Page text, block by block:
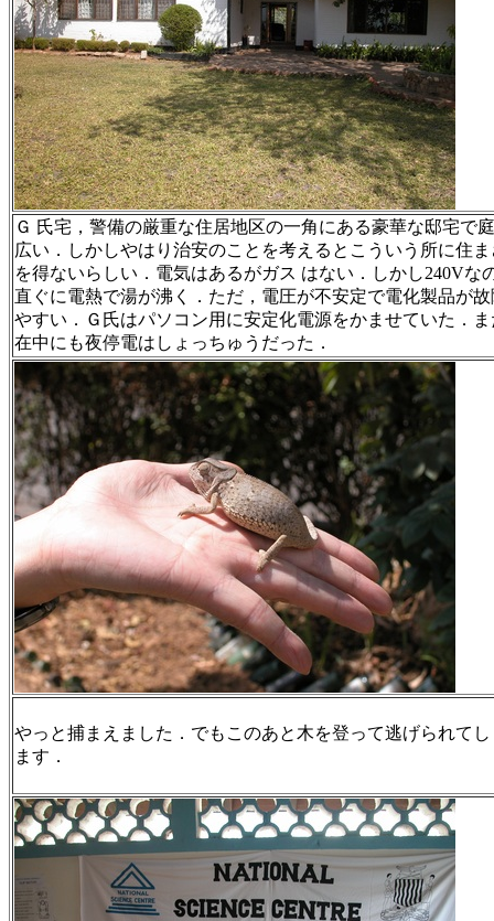
Ｇ 氏宅，警備の厳重な住居地区の一角にある豪華な邸宅で
広い．しかしやはり治安のことを考えるとこういう所に住
を得ないらしい．電気はあるがガス はない．しかし240Vな
直ぐに電熱で湯が沸く．ただ，電圧が不安定で電化製品が
やすい．Ｇ氏はパソコン用に安定化電源をかませていた．
在中にも夜停電はしょっちゅうだった．
やっと捕まえました．でもこのあと木を登って逃げられて
ます．